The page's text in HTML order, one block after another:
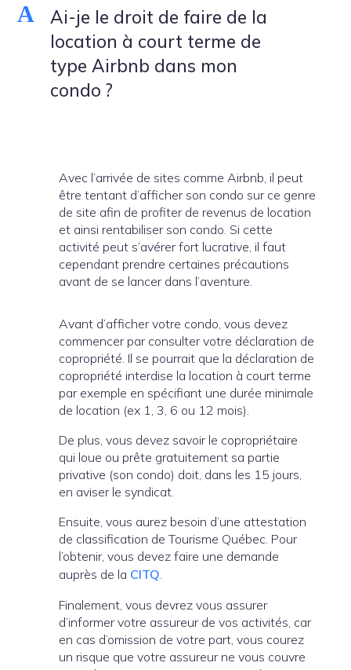
A
Ai-je le droit de faire de la
location à court terme de
type Airbnb dans mon
condo ?
Avec l’arrivée de sites comme Airbnb, il peut
être tentant d’afficher son condo sur ce genre
de site afin de profiter de revenus de location
et ainsi rentabiliser son condo. Si cette
activité peut s’avérer fort lucrative, il faut
cependant prendre certaines précautions
avant de se lancer dans l’aventure.
Avant d’afficher votre condo, vous devez
commencer par consulter votre déclaration de
copropriété. Il se pourrait que la déclaration de
copropriété interdise la location à court terme
par exemple en spécifiant une durée minimale
de location (ex 1, 3, 6 ou 12 mois).
De plus, vous devez savoir le copropriétaire
qui loue ou prête gratuitement sa partie
privative (son condo) doit, dans les 15 jours,
en aviser le syndicat.
Ensuite, vous aurez besoin d’une attestation
de classification de Tourisme Québec. Pour
l’obtenir, vous devez faire une demande
auprès de la CITQ.
Finalement, vous devrez vous assurer
d’informer votre assureur de vos activités, car
en cas d’omission de votre part, vous courez
un risque que votre assureur ne vous couvre